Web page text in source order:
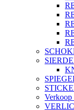
Verkoop